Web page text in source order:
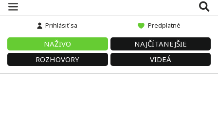
Prihlásiť sa Predplatné
NAŽIVO
NAJČÍTANEJŠIE
ROZHOVORY
VIDEÁ